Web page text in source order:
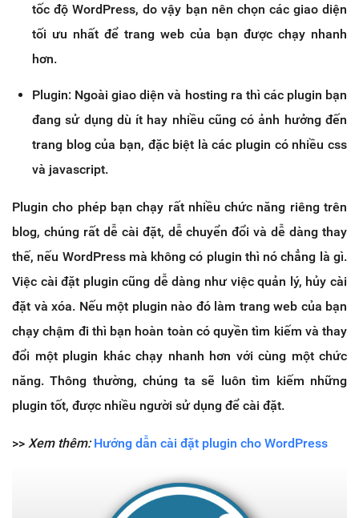
tốc độ WordPress, do vậy bạn nên chọn các giao diện
tối ưu nhất để trang web của bạn được chạy nhanh
hơn.
Plugin: Ngoài giao diện và hosting ra thì các plugin bạn
đang sử dụng dù ít hay nhiều cũng có ảnh hưởng đến
trang blog của bạn, đặc biệt là các plugin có nhiều css
và javascript.
Plugin cho phép bạn chạy rất nhiều chức năng riêng trên
blog, chúng rất dễ cài đặt, dễ chuyển đổi và dễ dàng thay
thế, nếu WordPress mà không có plugin thì nó chẳng là gì.
Việc cài đặt plugin cũng dễ dàng như việc quản lý, hủy cài
đặt và xóa. Nếu một plugin nào đó làm trang web của bạn
chạy chậm đi thì bạn hoàn toàn có quyền tìm kiếm và thay
đổi một plugin khác chạy nhanh hơn với cùng một chức
năng. Thông thường, chúng ta sẽ luôn tìm kiếm những
plugin tốt, được nhiều người sử dụng để cài đặt.
>> Xem thêm: Hướng dẫn cài đặt plugin cho WordPress